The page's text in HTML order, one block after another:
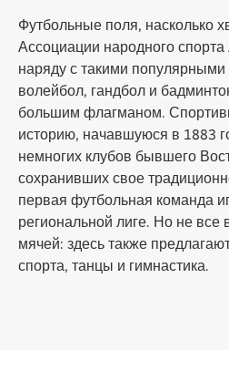
Футбольные поля, насколько
Ассоциации народного спорта
наряду с такими популярными
волейбол, гандбол и
большим флагманом.
историю, начавшуюся в 1883
немногих клубов бывшего
сохранивших свое
первая футбольная команда
региональной лиге. Но не все
мячей: здесь также
спорта, танцы и гимнастика.